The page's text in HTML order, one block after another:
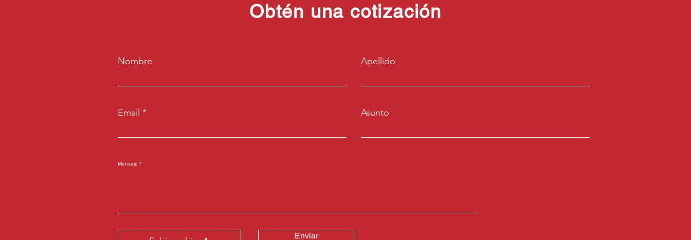
Obtén una cotización
Nombre Apellido
Email Asunto
Mensaje
Enviar